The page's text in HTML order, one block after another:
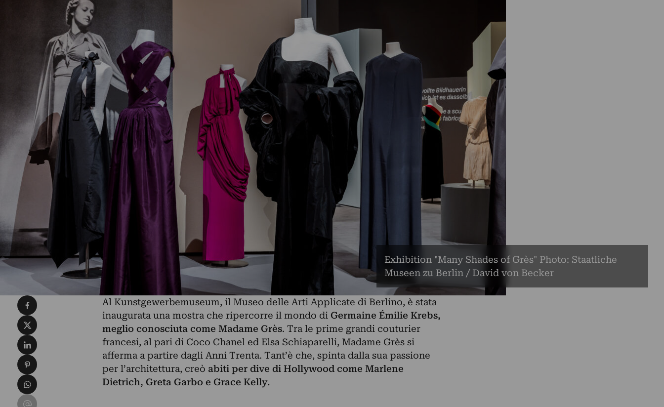
Exhibition "Many Shades of Grès" Photo: Staatliche
Museen zu Berlin / David von Becker
Al Kunstgewerbemuseum, il Museo delle Arti Applicate di Berlino, è stata
inaugurata una mostra che ripercorre il mondo di Germaine Émilie Krebs,
meglio conosciuta come Madame Grès. Tra le prime grandi couturier
francesi, al pari di Coco Chanel ed Elsa Schiaparelli, Madame Grès si
afferma a partire dagli Anni Trenta. Tant’è che, spinta dalla sua passione
per l’architettura, creò abiti per dive di Hollywood come Marlene
Dietrich, Greta Garbo e Grace Kelly.
Condividi su Facebook
Condividi su X
Condividi su LinkedIn
Condividi su Pinterest
Condividi su WhatsApp
Condividi su Email